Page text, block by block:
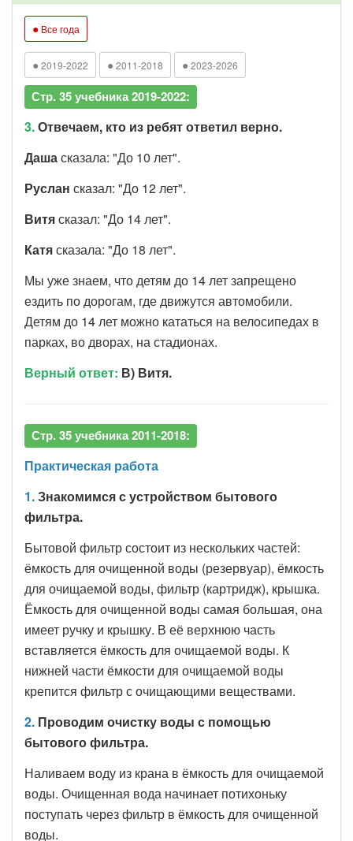
● Все года
● 2019-2022 ● 2011-2018 ● 2023-2026
Стр. 35 учебника 2019-2022:
3.Отвечаем, кто из ребят ответил верно.
Дашасказала: "До 10 лет".
Руслан сказал: "До 12 лет".
Витясказал: "До 14 лет".
Катясказала: "До 18 лет".
Мы уже знаем, что детям до 14 лет запрещено
ездить по дорогам, где движутся автомобили.
Детям до 14 лет можно кататься на велосипедах в
парках, во дворах, на стадионах.
Верный ответ: В) Витя.
Стр. 35 учебника 2011-2018:
Практическая работа
1.Знакомимся с устройством бытового
фильтра.
Бытовой фильтр состоит из нескольких частей:
ёмкость для очищенной воды (резервуар), ёмкость
для очищаемой воды, фильтр (картридж), крышка.
Ёмкость для очищенной воды самая большая, она
имеет ручку и крышку. В её верхнюю часть
вставляется ёмкость для очищаемой воды. К
нижней части ёмкости для очищаемой воды
крепится фильтр с очищающими веществами.
2. Проводим очистку воды с помощью
бытового фильтра.
Наливаем воду из крана в ёмкость для очищаемой
воды. Очищенная вода начинает потихоньку
поступать через фильтр в ёмкость для очищенной
воды.